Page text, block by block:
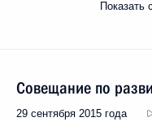
Совещание по
29 сентября 2015 года